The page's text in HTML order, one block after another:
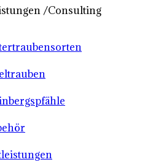
/Consulting